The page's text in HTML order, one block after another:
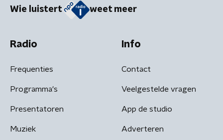
Wie luistert weet meer
Radio
Frequenties
Programma's
Presentatoren
Muziek
Info
Contact
Veelgestelde vragen
App de studio
Adverteren